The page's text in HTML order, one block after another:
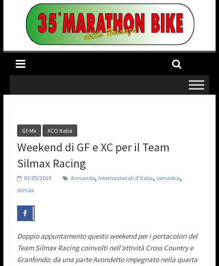
Gf-Mx XCO Italia
Weekend di GF e XC per il Team
Silmax Racing
03/05/2019 Armando, Internazionali d'italia, lamastra,
silmax
Doppio appuntamento questo weekend per i portacolori del
Team Silmax Racing coinvolti nell’attività Cross Country e
Granfondo: da una parte Avondetto impegnato nella quarta